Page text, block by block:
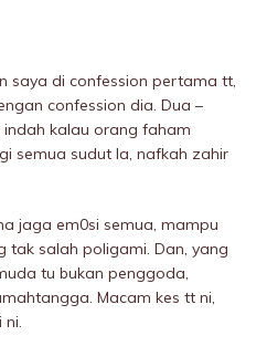
saya di confession pertama tt,
confession dia. Dua –
kalau orang faham
semua sudut la, nafkah zahir
jaga em0si semua, mampu
tak salah poIigami. Dan, yang
tu bukan penggoda,
Macam kes tt ni,
ni.